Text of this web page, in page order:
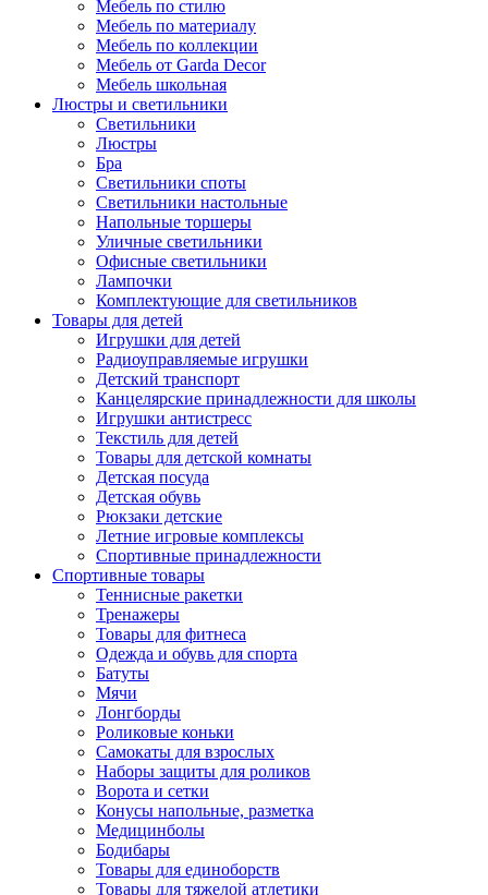
Мебель по стилю
Мебель по материалу
Мебель по коллекции
Мебель от Garda Decor
Мебель школьная
Люстры и светильники
Светильники
Люстры
Бра
Светильники споты
Светильники настольные
Напольные торшеры
Уличные светильники
Офисные светильники
Лампочки
Комплектующие для светильников
Товары для детей
Игрушки для детей
Радиоуправляемые игрушки
Детский транспорт
Канцелярские принадлежности для школы
Игрушки антистресс
Текстиль для детей
Товары для детской комнаты
Детская посуда
Детская обувь
Рюкзаки детские
Летние игровые комплексы
Спортивные принадлежности
Спортивные товары
Теннисные ракетки
Тренажеры
Товары для фитнеса
Одежда и обувь для спорта
Батуты
Мячи
Лонгборды
Роликовые коньки
Самокаты для взрослых
Наборы защиты для роликов
Ворота и сетки
Конусы напольные, разметка
Медицинболы
Бодибары
Товары для единоборств
Товары для тяжелой атлетики